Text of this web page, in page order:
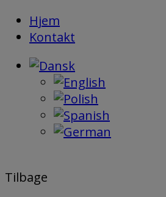
Hop Hjem
Kontakt
Tilbage